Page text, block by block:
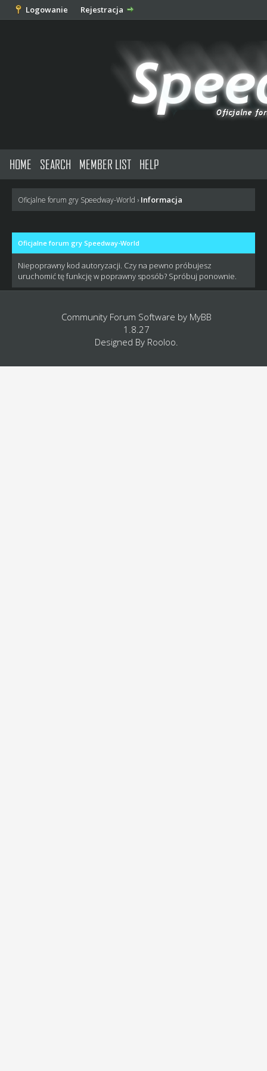
Logowanie Rejestracja
HOME SEARCH MEMBER LIST HELP
Oficjalne forum gry Speedway-World › Informacja
Oficjalne forum gry Speedway-World
Niepoprawny kod autoryzacji. Czy na pewno próbujesz
uruchomić tę funkcję w poprawny sposób? Spróbuj ponownie.
Community Forum Software by MyBB
1.8.27
Designed By Rooloo.